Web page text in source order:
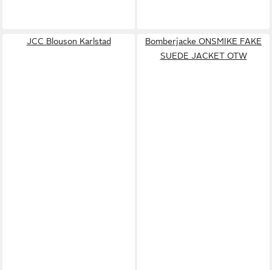
JCC Blouson Karlstad
Bomberjacke ONSMIKE FAKE
SUEDE JACKET OTW